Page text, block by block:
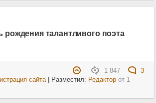
рождения талантливого поэта
1 847
3
сайта| Разместил: Редакторот 1